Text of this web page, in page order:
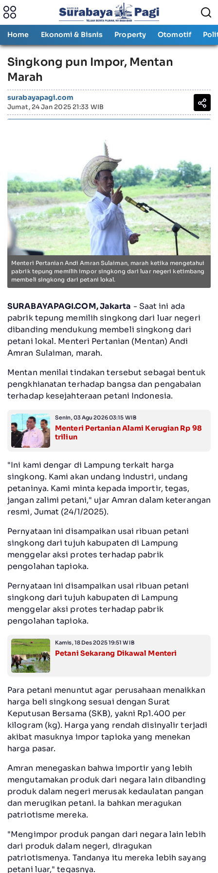
Home Ekonomi & Bisnis Property Otomotif
Singkong pun Impor, Mentan
Marah
surabayapagi.com
Jumat, 24 Jan 2025 21:33 WIB
Menteri Pertanian Andi Amran Sulaiman, marah ketika mengetahui
pabrik tepung memilih impor singkong dari luar negeri ketimbang
membeli singkong dari petani lokal.
SURABAYAPAGI.COM, Jakarta - Saat ini ada
pabrik tepung memilih singkong dari luar negeri
dibanding mendukung membeli singkong dari
petani lokal. Menteri Pertanian (Mentan) Andi
Amran Sulaiman, marah.
Mentan menilai tindakan tersebut sebagai bentuk
pengkhianatan terhadap bangsa dan pengabaian
terhadap kesejahteraan petani Indonesia.
Senin, 03 Agu 2026 03:15 WIB
Menteri Pertanian Alami Kerugian Rp 98
triliun
"Ini kami dengar di Lampung terkait harga
singkong. Kami akan undang industri, undang
petaninya. Kami minta kepada importir, tegas,
jangan zalimi petani," ujar Amran dalam keterangan
resmi, Jumat (24/1/2025).
Pernyataan ini disampaikan usai ribuan petani
singkong dari tujuh kabupaten di Lampung
menggelar aksi protes terhadap pabrik
pengolahan tapioka.
Pernyataan ini disampaikan usai ribuan petani
singkong dari tujuh kabupaten di Lampung
menggelar aksi protes terhadap pabrik
pengolahan tapioka.
Kamis, 18 Des 2025 19:51 WIB
Petani Sekarang Dikawal Menteri
Para petani menuntut agar perusahaan menaikkan
harga beli singkong sesuai dengan Surat
Keputusan Bersama (SKB), yakni Rp1.400 per
kilogram (kg). Harga yang rendah disinyalir terjadi
akibat masuknya impor tapioka yang menekan
harga pasar.
Amran menegaskan bahwa importir yang lebih
mengutamakan produk dari negara lain dibanding
produk dalam negeri merusak kedaulatan pangan
dan merugikan petani. Ia bahkan meragukan
patriotisme mereka.
"Mengimpor produk pangan dari negara lain lebih
dari produk dalam negeri, diragukan
patriotismenya. Tandanya itu mereka lebih sayang
petani luar," tegasnya.